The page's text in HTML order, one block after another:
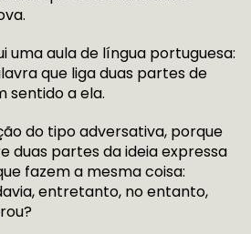
uma aula de língua portuguesa:
que liga duas partes de
sentido a ela.
do tipo adversativa, porque
duas partes da ideia expressa
fazem a mesma coisa:
entretanto, no entanto,